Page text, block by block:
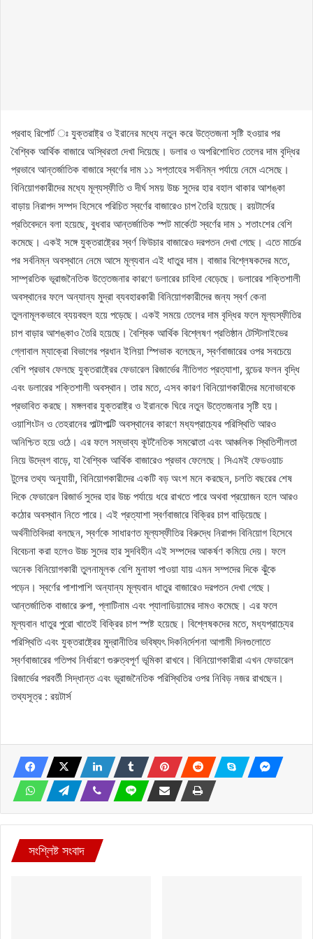
প্রবাহ রিপোর্ট ঃ যুক্তরাষ্ট্র ও ইরানের মধ্যে নতুন করে উত্তেজনা সৃষ্টি হওয়ার পর
বৈশ্বিক আর্থিক বাজারে অস্থিরতা দেখা দিয়েছে। ডলার ও অপরিশোধিত তেলের দাম বৃদ্ধির
প্রভাবে আন্তর্জাতিক বাজারে স্বর্ণের দাম ১১ সপ্তাহের সর্বনিম্ন পর্যায়ে নেমে এসেছে।
বিনিয়োগকারীদের মধ্যে মূল্যস্ফীতি ও দীর্ঘ সময় উচ্চ সুদের হার বহাল থাকার আশঙ্কা
বাড়ায় নিরাপদ সম্পদ হিসেবে পরিচিত স্বর্ণের বাজারেও চাপ তৈরি হয়েছে। রয়টার্সের
প্রতিবেদনে বলা হয়েছে, বুধবার আন্তর্জাতিক স্পট মার্কেটে স্বর্ণের দাম ১ শতাংশের বেশি
কমেছে। একই সঙ্গে যুক্তরাষ্ট্রের স্বর্ণ ফিউচার বাজারেও দরপতন দেখা গেছে। এতে মার্চের
পর সর্বনিম্ন অবস্থানে নেমে আসে মূল্যবান এই ধাতুর দাম। বাজার বিশ্লেষকদের মতে,
সাম্প্রতিক ভূরাজনৈতিক উত্তেজনার কারণে ডলারের চাহিদা বেড়েছে। ডলারের শক্তিশালী
অবস্থানের ফলে অন্যান্য মুদ্রা ব্যবহারকারী বিনিয়োগকারীদের জন্য স্বর্ণ কেনা
তুলনামূলকভাবে ব্যয়বহুল হয়ে পড়েছে। একই সময়ে তেলের দাম বৃদ্ধির ফলে মূল্যস্ফীতির
চাপ বাড়ার আশঙ্কাও তৈরি হয়েছে। বৈশ্বিক আর্থিক বিশ্লেষণ প্রতিষ্ঠান টেস্টিলাইভের
গ্লোবাল ম্যাক্রো বিভাগের প্রধান ইলিয়া স্পিভাক বলেছেন, স্বর্ণবাজারের ওপর সবচেয়ে
বেশি প্রভাব ফেলছে যুক্তরাষ্ট্রের ফেডারেল রিজার্ভের নীতিগত প্রত্যাশা, বন্ডের ফলন বৃদ্ধি
এবং ডলারের শক্তিশালী অবস্থান। তার মতে, এসব কারণ বিনিয়োগকারীদের মনোভাবকে
প্রভাবিত করছে। মঙ্গলবার যুক্তরাষ্ট্র ও ইরানকে ঘিরে নতুন উত্তেজনার সৃষ্টি হয়।
ওয়াশিংটন ও তেহরানের পাল্টাপাল্টি অবস্থানের কারণে মধ্যপ্রাচ্যের পরিস্থিতি আরও
অনিশ্চিত হয়ে ওঠে। এর ফলে সম্ভাব্য কূটনৈতিক সমঝোতা এবং আঞ্চলিক স্থিতিশীলতা
নিয়ে উদ্বেগ বাড়ে, যা বৈশ্বিক আর্থিক বাজারেও প্রভাব ফেলেছে। সিএমই ফেডওয়াচ
টুলের তথ্য অনুযায়ী, বিনিয়োগকারীদের একটি বড় অংশ মনে করছেন, চলতি বছরের শেষ
দিকে ফেডারেল রিজার্ভ সুদের হার উচ্চ পর্যায়ে ধরে রাখতে পারে অথবা প্রয়োজন হলে আরও
কঠোর অবস্থান নিতে পারে। এই প্রত্যাশা স্বর্ণবাজারে বিক্রির চাপ বাড়িয়েছে।
অর্থনীতিবিদরা বলছেন, স্বর্ণকে সাধারণত মূল্যস্ফীতির বিরুদ্ধে নিরাপদ বিনিয়োগ হিসেবে
বিবেচনা করা হলেও উচ্চ সুদের হার সুদবিহীন এই সম্পদের আকর্ষণ কমিয়ে দেয়। ফলে
অনেক বিনিয়োগকারী তুলনামূলক বেশি মুনাফা পাওয়া যায় এমন সম্পদের দিকে ঝুঁকে
পড়েন। স্বর্ণের পাশাপাশি অন্যান্য মূল্যবান ধাতুর বাজারেও দরপতন দেখা গেছে।
আন্তর্জাতিক বাজারে রুপা, প্লাটিনাম এবং প্যালাডিয়ামের দামও কমেছে। এর ফলে
মূল্যবান ধাতুর পুরো খাতেই বিক্রির চাপ স্পষ্ট হয়েছে। বিশ্লেষকদের মতে, মধ্যপ্রাচ্যের
পরিস্থিতি এবং যুক্তরাষ্ট্রের মুদ্রানীতির ভবিষ্যৎ দিকনির্দেশনা আগামী দিনগুলোতে
স্বর্ণবাজারের গতিপথ নির্ধারণে গুরুত্বপূর্ণ ভূমিকা রাখবে। বিনিয়োগকারীরা এখন ফেডারেল
রিজার্ভের পরবর্তী সিদ্ধান্ত এবং ভূরাজনৈতিক পরিস্থিতির ওপর নিবিড় নজর রাখছেন।
তথ্যসূত্র : রয়টার্স
সংশ্লিষ্ট সংবাদ